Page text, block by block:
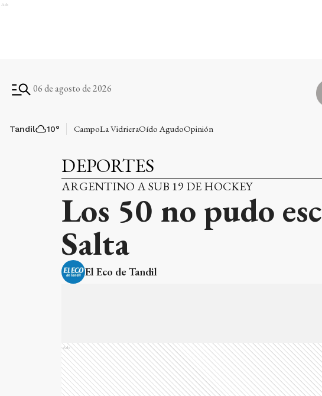
Ads
06 de agosto de 2026
Tandil 10° CampoLa VidrieraOído AgudoOpinión
DEPORTES
ARGENTINO A SUB 19 DE HOCKEY
Los 50 no pudo
Salta
El Eco de Tandil
Ads